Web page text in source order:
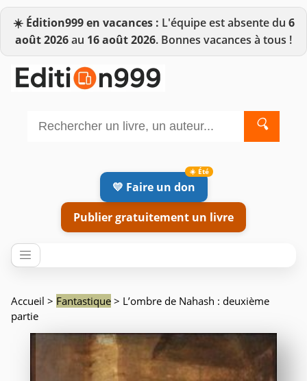
☀️ Édition999 en vacances : L'équipe est absente du 6
août 2026au 16 août 2026. Bonnes vacances à tous !
🔍
💛 Faire un don
Publier gratuitement un livre
Accueil > Fantastique > L’ombre de Nahash : deuxième
partie